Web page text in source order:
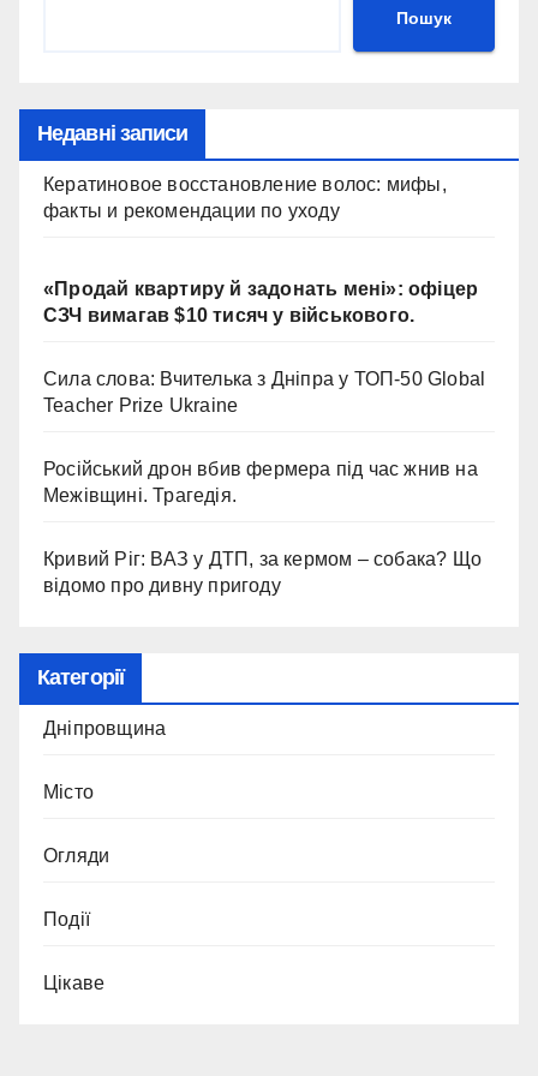
Пошук
Недавні записи
Кератиновое восстановление волос: мифы,
факты и рекомендации по уходу
«Продай квартиру й задонать мені»: офіцер
СЗЧ вимагав $10 тисяч у військового.
Сила слова: Вчителька з Дніпра у ТОП-50 Global
Teacher Prize Ukraine
Російський дрон вбив фермера під час жнив на
Межівщині. Трагедія.
Кривий Ріг: ВАЗ у ДТП, за кермом – собака? Що
відомо про дивну пригоду
Категорії
Дніпровщина
Місто
Огляди
Події
Цікаве